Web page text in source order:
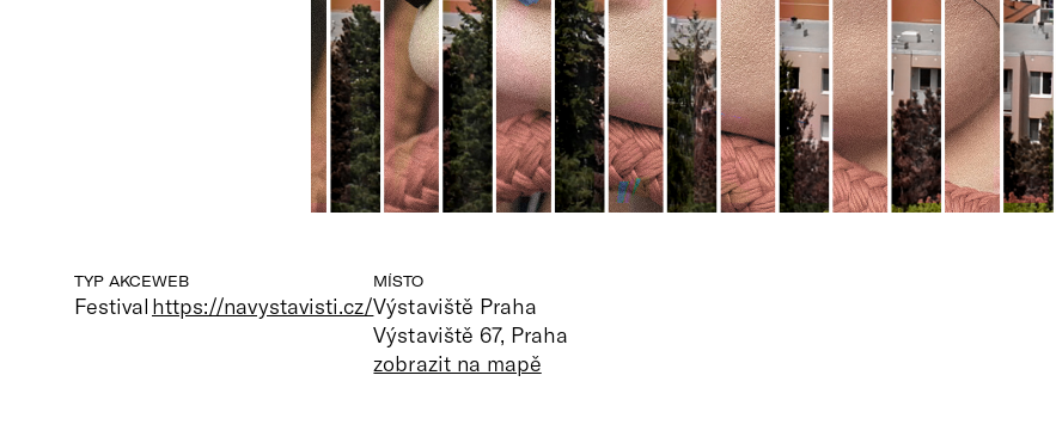
TYP AKCE
Festival
WEB
https://navystavisti.cz/
MÍSTO
Výstaviště Praha
Výstaviště 67, Praha
zobrazit na mapě